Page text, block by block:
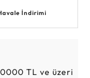
İndirimi
TL ve üzeri